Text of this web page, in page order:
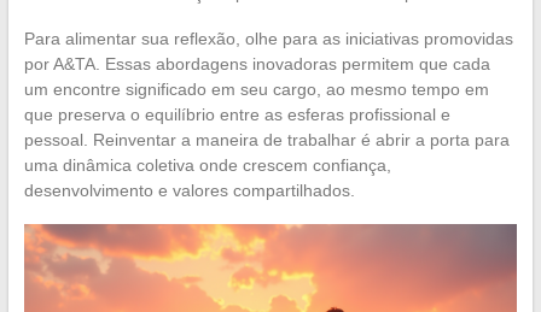
Para alimentar sua reflexão, olhe para as iniciativas promovidas
por A&TA. Essas abordagens inovadoras permitem que cada
um encontre significado em seu cargo, ao mesmo tempo em
que preserva o equilíbrio entre as esferas profissional e
pessoal. Reinventar a maneira de trabalhar é abrir a porta para
uma dinâmica coletiva onde crescem confiança,
desenvolvimento e valores compartilhados.